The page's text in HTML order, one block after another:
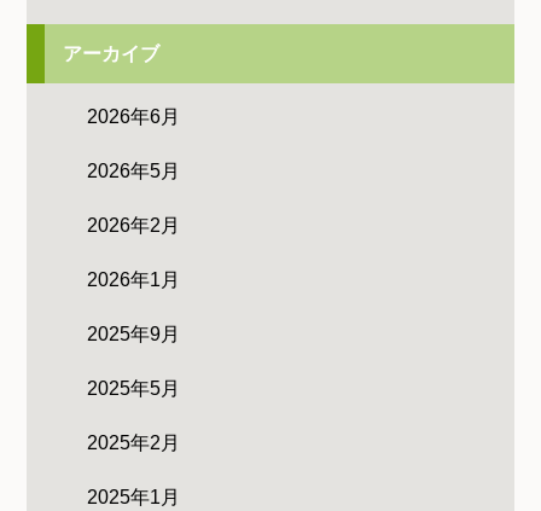
アーカイブ
2026年6月
2026年5月
2026年2月
2026年1月
2025年9月
2025年5月
2025年2月
2025年1月